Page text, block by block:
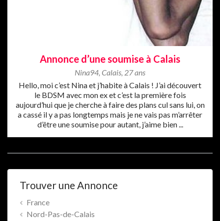
Annonce d’une soumise à Calais
Nina94, Calais, 27 ans
Hello, moi c’est Nina et j’habite à Calais ! J’ai découvert
le BDSM avec mon ex et c’est la première fois
aujourd’hui que je cherche à faire des plans cul sans lui, on
a cassé il y a pas longtemps mais je ne vais pas m’arrêter
d’être une soumise pour autant, j’aime bien ...
Trouver une Annonce
France
Nord-Pas-de-Calais